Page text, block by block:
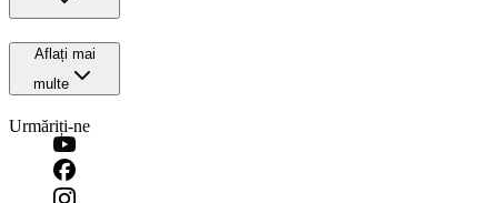
Aflați mai
multe
Urmăriți-ne